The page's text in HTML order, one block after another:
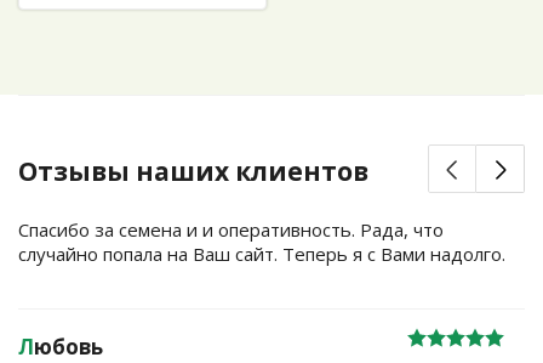
Отзывы наших клиентов
Спасибо за семена и и оперативность. Рада, что
случайно попала на Ваш сайт. Теперь я с Вами надолго.
Любовь